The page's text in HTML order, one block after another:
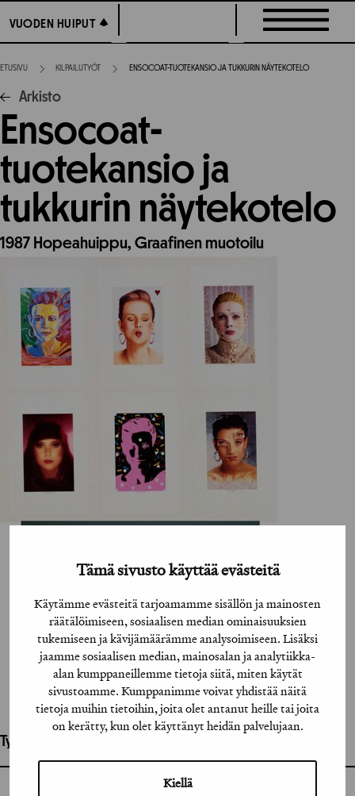
Tämä sivusto käyttää evästeitä
Käytämme evästeitä tarjoamamme sisällön ja mainosten
räätälöimiseen, sosiaalisen median ominaisuuksien
tukemiseen ja kävijämäärämme analysoimiseen. Lisäksi
jaamme sosiaalisen median, mainosalan ja analytiikka-
alan kumppaneillemme tietoja siitä, miten käytät
sivustoamme. Kumppanimme voivat yhdistää näitä
tietoja muihin tietoihin, joita olet antanut heille tai joita
on kerätty, kun olet käyttänyt heidän palvelujaan.
Kiellä
suoraan
sisältöön
VUODEN HUIPUT
VUODEN HUIPUT
ETUSIVU KILPAILUTYÖT ENSOCOAT-TUOTEKANSIO JA TUKKURIN NÄYTEKOTELO
Arkisto
Ensocoat-
tuotekansio ja
tukkurin näytekotelo
1987 Hopeahuippu, Graafinen muotoilu
Työhön osallistuneet henkilöt / tahot: